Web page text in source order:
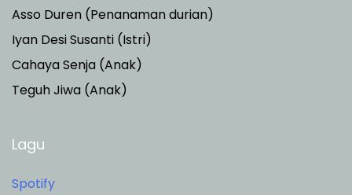
Asso Duren (Penanaman durian)
Iyan Desi Susanti (Istri)
Cahaya Senja (Anak)
Teguh Jiwa (Anak)
Lagu
Spotify